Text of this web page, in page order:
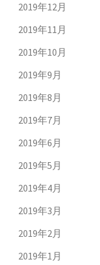
2019年12月
2019年11月
2019年10月
2019年9月
2019年8月
2019年7月
2019年6月
2019年5月
2019年4月
2019年3月
2019年2月
2019年1月